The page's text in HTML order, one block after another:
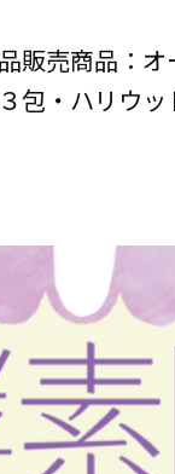
販売商品：オ
包・ハリウッ